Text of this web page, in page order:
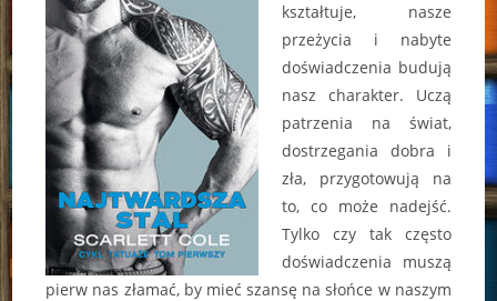
kształtuje, nasze
przeżycia i nabyte
doświadczenia budują
nasz charakter. Uczą
patrzenia na świat,
dostrzegania dobra i
zła, przygotowują na
to, co może nadejść.
Tylko czy tak często
doświadczenia muszą
pierw nas złamać, by mieć szansę na słońce w naszym